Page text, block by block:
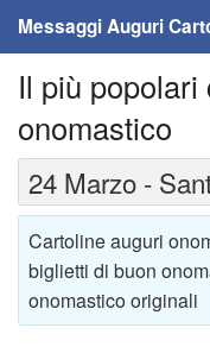
Messaggi Auguri
Home
Messaggi
Cartoline
Cartoline con nome
Cartoline per persone
Il più
onomastico
24 Marzo -
Cartoline auguri
biglietti di buon
onomastico originali